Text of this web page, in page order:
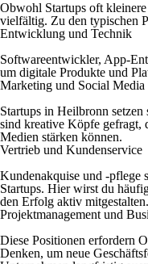
Obwohl Startups oft
vielfältig. Zu den typischen
Entwicklung und Technik
Softwareentwickler, App-
um digitale Produkte und
Marketing und Social Media
Startups in Heilbronn
sind kreative Köpfe gefragt,
Medien stärken können.
Vertrieb und Kundenservice
Kundenakquise und -pflege
Startups. Hier wirst du
den Erfolg aktiv mitgestalten.
Projektmanagement und
Diese Positionen erfordern
Denken, um neue